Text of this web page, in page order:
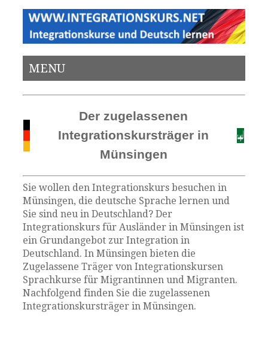
MENU
Der zugelassenen
Integrationskursträger in
Münsingen
Sie wollen den Integrationskurs besuchen in
Münsingen, die deutsche Sprache lernen und
Sie sind neu in Deutschland? Der
Integrationskurs für Ausländer in Münsingen ist
ein Grundangebot zur Integration in
Deutschland. In Münsingen bieten die
Zugelassene Träger von Integrationskursen
Sprachkurse für Migrantinnen und Migranten.
Nachfolgend finden Sie die zugelassenen
Integrationskursträger in Münsingen.